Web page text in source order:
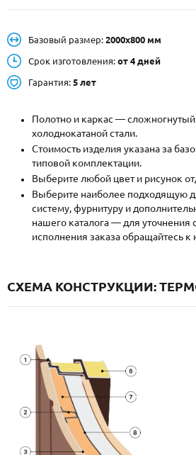
НАЙТИ:
ПН-СБ - с 9:00 до 21:00,
ЗАПРОСИТЬ
Каталог
Записаться на
Базовый размер: 2000х800 мм
Срок изготовления: от 4 дней
Гарантия: 5 лет
Полотно и каркас —
холоднокатаной стали.
Стоимость изделия указана за
типовой комплектации.
Выберите любой цвет и рисунок
Выберите наиболее подходящую
систему, фурнитуру и
нашего каталога — для уточнения
исполнения заказа обращайтесь
СХЕМА КОНСТРУКЦИИ: